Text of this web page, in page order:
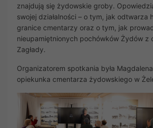
znajdują się żydowskie groby.
swojej działalności – o tym, jak odtwarza
granice cmentarzy oraz o tym, jak
nieupamiętnionych pochówków Żydów z
Zagłady.
️Organizatorem spotkania była
opiekunka cmentarza żydowskiego w